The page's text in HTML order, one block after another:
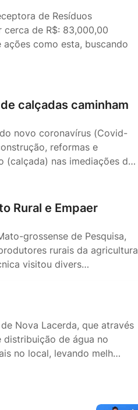
de Resíduos
cerca de R$: 83,000,00
como esta, buscando
calçadas caminham
novo coronavírus (Covid-
reformas e
(calçada) nas imediações d…
Rural e Empaer
grossense de Pesquisa,
rurais da agricultura
visitou divers…
Nova Lacerda, que através
distribuição de água no
no local, levando melh…